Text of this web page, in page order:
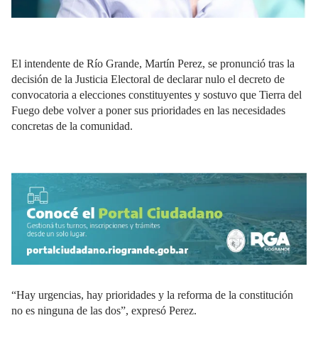
El intendente de Río Grande, Martín Perez, se pronunció tras la
decisión de la Justicia Electoral de declarar nulo el decreto de
convocatoria a elecciones constituyentes y sostuvo que Tierra del
Fuego debe volver a poner sus prioridades en las necesidades
concretas de la comunidad.
“Hay urgencias, hay prioridades y la reforma de la constitución
no es ninguna de las dos”, expresó Perez.